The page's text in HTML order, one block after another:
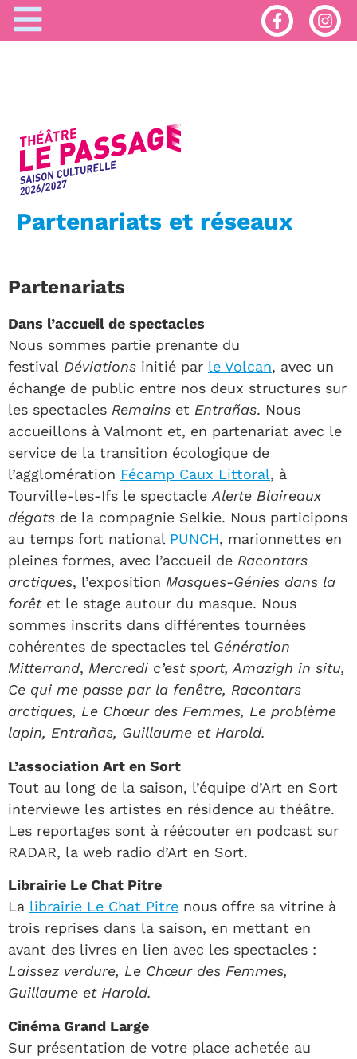
Partenariats et réseaux
Partenariats
Dans l’accueil de spectacles
Nous sommes partie prenante du
festival Déviations initié par le Volcan, avec un
échange de public entre nos deux structures sur
les spectacles Remains et Entrañas. Nous
accueillons à Valmont et, en partenariat avec le
service de la transition écologique de
l’agglomération Fécamp Caux Littoral, à
Tourville-les-Ifs le spectacleAlerte Blaireaux
dégats de la compagnie Selkie. Nous participons
au temps fort national PUNCH, marionnettes en
pleines formes, avec l’accueil de Racontars
arctiques, l’exposition Masques-Génies dans la
forêtet le stage autour du masque. Nous
sommes inscrits dans différentes tournées
cohérentes de spectacles tel Génération
Mitterrand, Mercredi c’est sport, Amazigh in situ,
Ce qui me passe par la fenêtre, Racontars
arctiques, Le Chœur des Femmes, Le problème
lapin, Entrañas, Guillaume et Harold.
L’association Art en Sort
Tout au long de la saison, l’équipe d’Art en Sort
interviewe les artistes en résidence au théâtre.
Les reportages sont à réécouter en podcast sur
RADAR, la web radio d’Art en Sort.
Librairie Le Chat Pitre
La librairie Le Chat Pitre nous offre sa vitrine à
trois reprises dans la saison, en mettant en
avant des livres en lien avec les spectacles :
Laissez verdure, Le Chœur des Femmes,
Guillaume et Harold.
Cinéma Grand Large
Sur présentation de votre place achetée au